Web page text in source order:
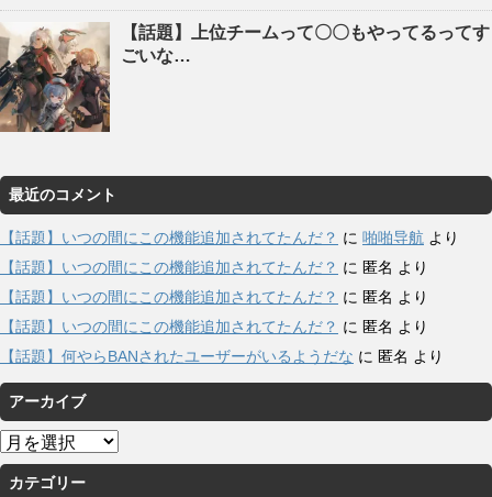
【話題】上位チームって〇〇もやってるってす
ごいな…
最近のコメント
【話題】いつの間にこの機能追加されてたんだ？ に 啪啪导航 より
【話題】いつの間にこの機能追加されてたんだ？ に 匿名 より
【話題】いつの間にこの機能追加されてたんだ？ に 匿名 より
【話題】いつの間にこの機能追加されてたんだ？ に 匿名 より
【話題】何やらBANされたユーザーがいるようだな に 匿名 より
アーカイブ
ア
ー
カカテゴリー